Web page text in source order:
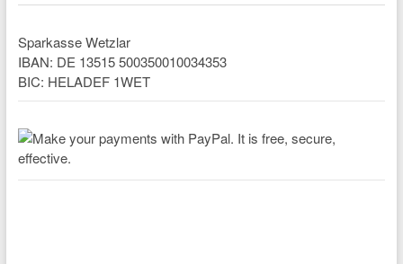
Sparkasse Wetzlar
IBAN: DE 13515 500350010034353
BIC: HELADEF 1WET